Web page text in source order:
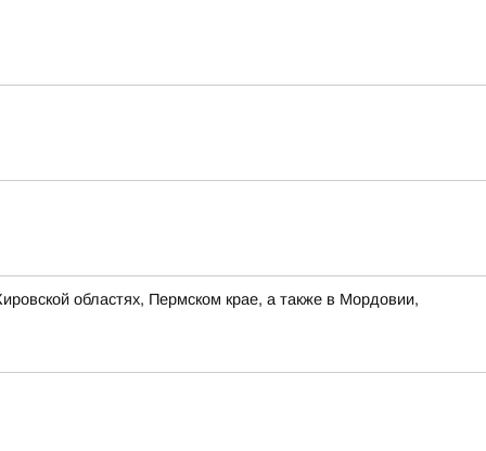
областях, Пермском крае, а также в Мордовии,